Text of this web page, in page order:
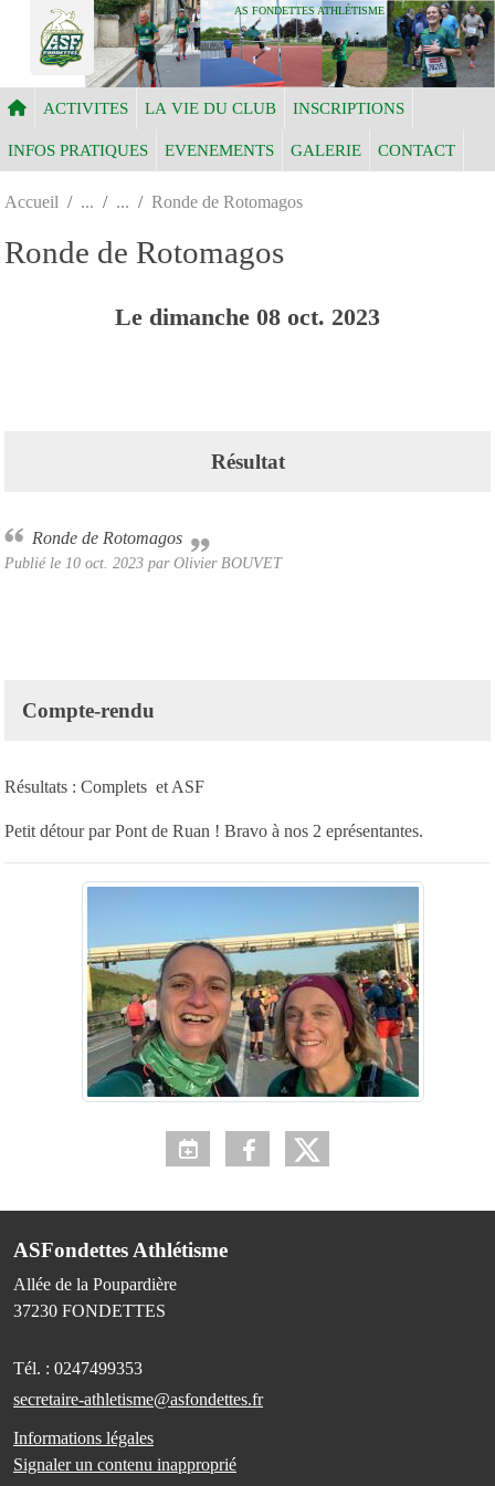
AS FONDETTES ATHLÉTISME
ACTIVITES LA VIE DU CLUB INSCRIPTIONS
INFOS PRATIQUES EVENEMENTS GALERIE CONTACT
Accueil Ronde de Rotomagos
Ronde de Rotomagos
Le dimanche 08 oct. 2023
Résultat
Ronde de Rotomagos
Publié le 10 oct. 2023 par Olivier BOUVET
Compte-rendu
Résultats : Complets et ASF
Petit détour par Pont de Ruan ! Bravo à nos 2 eprésentantes.
ASFondettes Athlétisme
Allée de la Poupardière
37230 FONDETTES
Tél. : 0247499353
secretaire-athletisme@asfondettes.fr
Informations légales
Signaler un contenu inapproprié
Panneau de gestion des cookies